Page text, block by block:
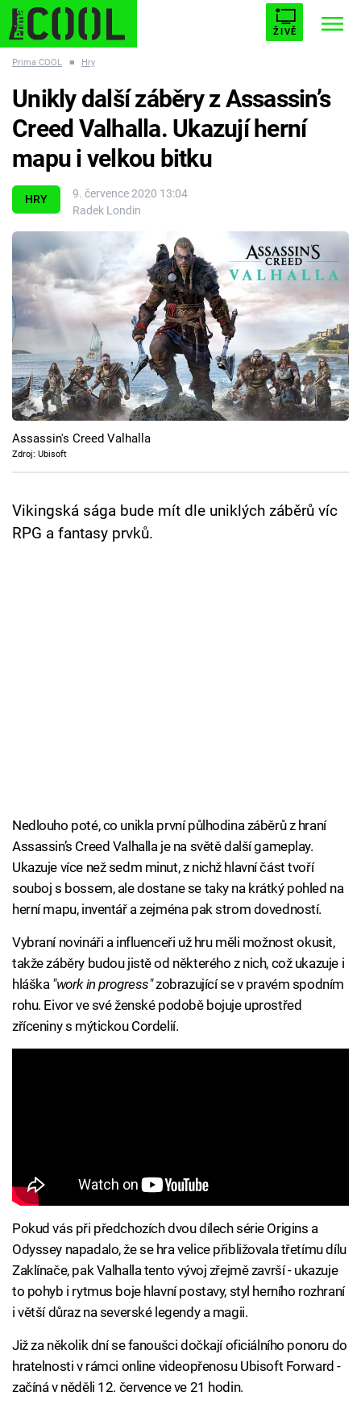
ŽIVĚ
ESCAPE PLNEJ KOTEL AVENGERS 5
Témata
Filmy
Seriály
Cool Esport
Pořady
TV Program
Přihlášení
Prima COOL ■ Hry
HRY
9. července 2020 13:04
Radek Londin
Unikly další záběry z Assassin’s
Creed Valhalla. Ukazují herní
mapu i velkou bitku
Assassin's Creed Valhalla
Zdroj: Ubisoft
Vikingská sága bude mít dle uniklých záběrů víc
RPG a fantasy prvků.
Nedlouho poté, co unikla první půlhodina záběrů z hraní
Assassin’s Creed Valhalla je na světě další gameplay.
Ukazuje více než sedm minut, z nichž hlavní část tvoří
souboj s bossem, ale dostane se taky na krátký pohled na
herní mapu, inventář a zejména pak strom dovedností.
Vybraní novináři a influenceři už hru měli možnost okusit,
takže záběry budou jistě od některého z nich, což ukazuje i
hláška "work in progress"zobrazující se v pravém spodním
rohu. Eivor ve své ženské podobě bojuje uprostřed
zříceniny s mýtickou Cordelií.
Pokud vás při předchozích dvou dílech série Origins a
Odyssey napadalo, že se hra velice přibližovala třetímu dílu
Zaklínače, pak Valhalla tento vývoj zřejmě završí - ukazuje
to pohyb i rytmus boje hlavní postavy, styl herního rozhraní
i větší důraz na severské legendy a magii.
Již za několik dní se fanoušci dočkají oficiálního ponoru do
hratelnosti v rámci online videopřenosu Ubisoft Forward -
začíná v něděli 12. července ve 21 hodin.